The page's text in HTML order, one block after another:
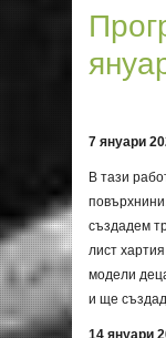
7 януари 20
В тази
създадем
лист
модели
и ще